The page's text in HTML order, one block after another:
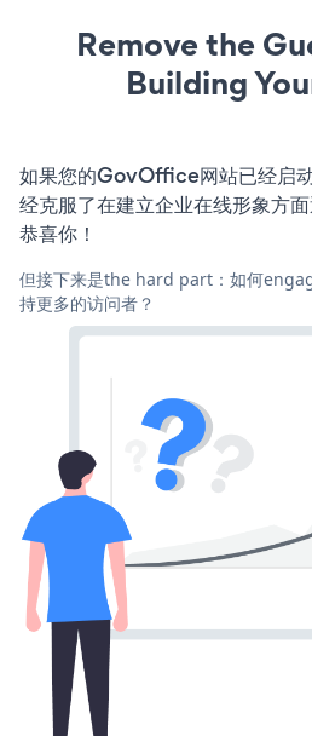
Remove the
Building
如果您的GovOffice网站已经启
经克服了在建立企业在线形象方面
恭喜你！
但接下来是the hard part：如何
持更多的访问者？